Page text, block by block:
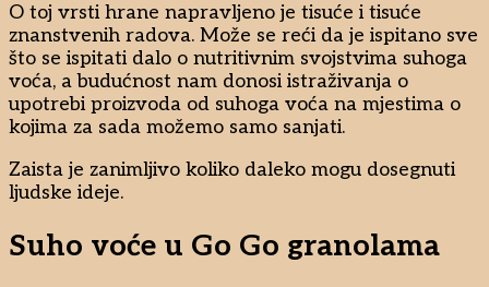
O toj vrsti hrane napravljeno je tisuće i tisuće
znanstvenih radova. Može se reći da je ispitano sve
što se ispitati dalo o nutritivnim svojstvima suhoga
voća, a budućnost nam donosi istraživanja o
upotrebi proizvoda od suhoga voća na mjestima o
kojima za sada možemo samo sanjati.
Zaista je zanimljivo koliko daleko mogu dosegnuti
ljudske ideje.
Suho voće u Go Go granolama